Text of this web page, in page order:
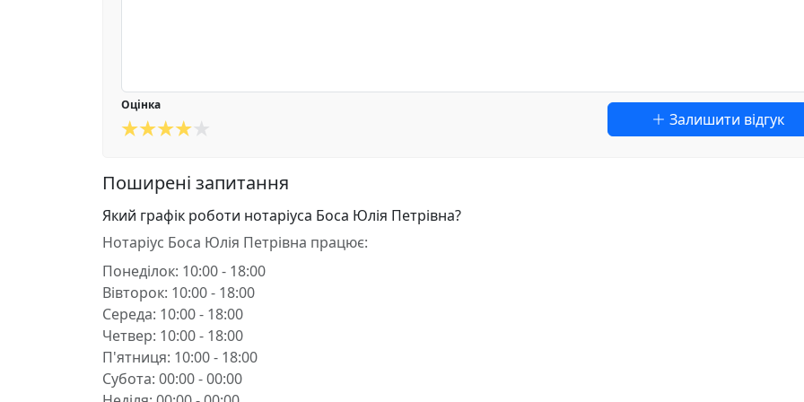
Оцінка
Залишити відгук
Поширені запитання
Який графік роботи нотаріуса Боса Юлія Петрівна?
Нотаріус Боса Юлія Петрівна працює:
Понеділок: 10:00 - 18:00
Вівторок: 10:00 - 18:00
Середа: 10:00 - 18:00
Четвер: 10:00 - 18:00
П'ятниця: 10:00 - 18:00
Субота: 00:00 - 00:00